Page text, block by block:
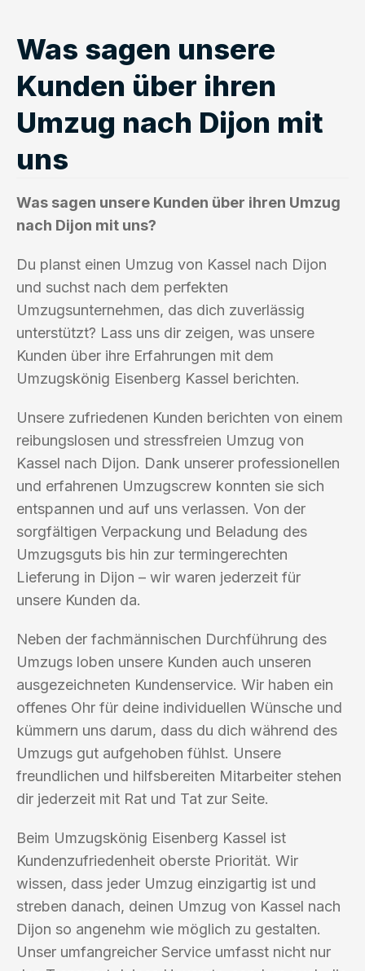
Was sagen unsere
Kunden über ihren
Umzug nach Dijon mit
uns
Was sagen unsere Kunden über ihren Umzug
nach Dijon mit uns?
Du planst einen Umzug von Kassel nach Dijon
und suchst nach dem perfekten
Umzugsunternehmen, das dich zuverlässig
unterstützt? Lass uns dir zeigen, was unsere
Kunden über ihre Erfahrungen mit dem
Umzugskönig Eisenberg Kassel berichten.
Unsere zufriedenen Kunden berichten von einem
reibungslosen und stressfreien Umzug von
Kassel nach Dijon. Dank unserer professionellen
und erfahrenen Umzugscrew konnten sie sich
entspannen und auf uns verlassen. Von der
sorgfältigen Verpackung und Beladung des
Umzugsguts bis hin zur termingerechten
Lieferung in Dijon – wir waren jederzeit für
unsere Kunden da.
Neben der fachmännischen Durchführung des
Umzugs loben unsere Kunden auch unseren
ausgezeichneten Kundenservice. Wir haben ein
offenes Ohr für deine individuellen Wünsche und
kümmern uns darum, dass du dich während des
Umzugs gut aufgehoben fühlst. Unsere
freundlichen und hilfsbereiten Mitarbeiter stehen
dir jederzeit mit Rat und Tat zur Seite.
Beim Umzugskönig Eisenberg Kassel ist
Kundenzufriedenheit oberste Priorität. Wir
wissen, dass jeder Umzug einzigartig ist und
streben danach, deinen Umzug von Kassel nach
Dijon so angenehm wie möglich zu gestalten.
Unser umfangreicher Service umfasst nicht nur